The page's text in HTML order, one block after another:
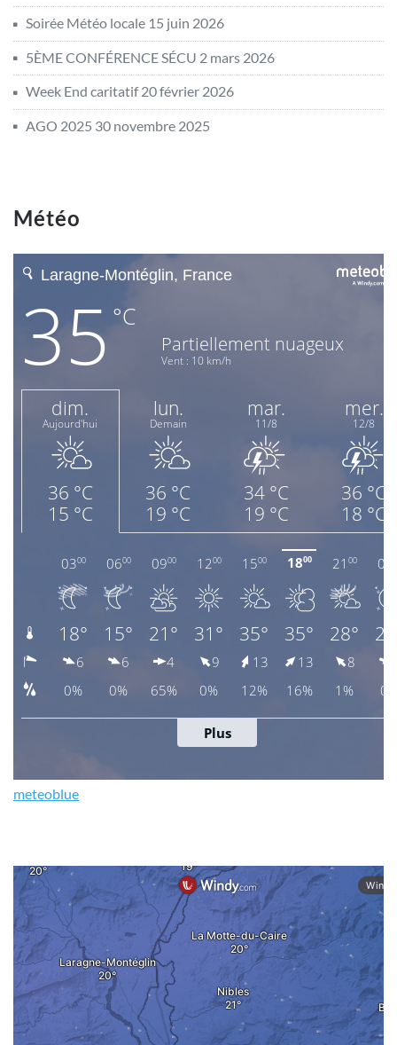
Soirée Météo locale 15 juin 2026
5ÈME CONFÉRENCE SÉCU 2 mars 2026
Week End caritatif 20 février 2026
AGO 2025 30 novembre 2025
Météo
meteoblue